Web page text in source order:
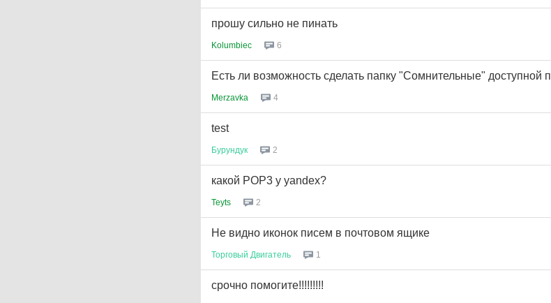
прошу сильно не пинать
Kolumbiec 6
Есть ли возможность сделать папку "Сомнительные" доступной п
Merzavka 4
test
Бурундук 2
какой POP3 у yandex?
Teyts 2
Не видно иконок писем в почтовом ящике
Торговый Двигатель 1
срочно помогите!!!!!!!!!